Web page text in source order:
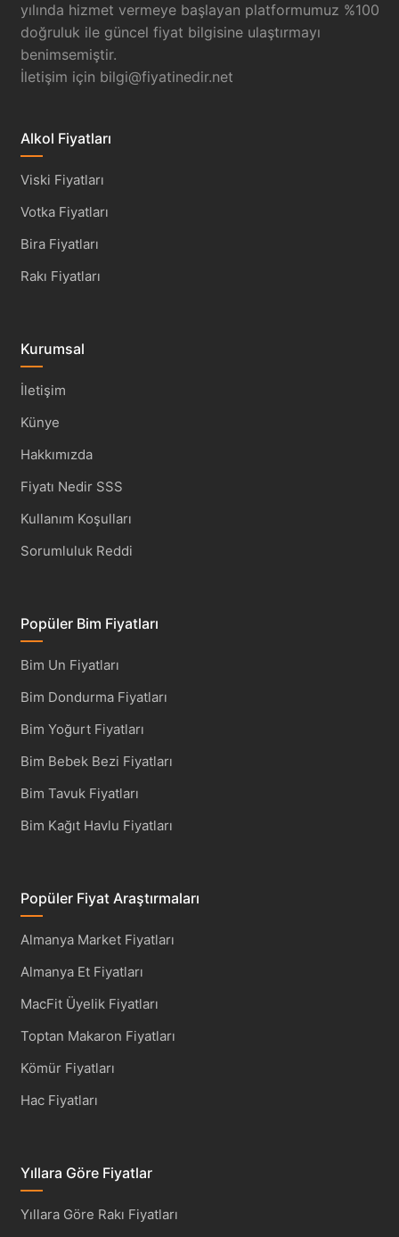
yılında hizmet vermeye başlayan platformumuz %100
doğruluk ile güncel fiyat bilgisine ulaştırmayı
benimsemiştir.
İletişim için bilgi@fiyatinedir.net
Alkol Fiyatları
Viski Fiyatları
Votka Fiyatları
Bira Fiyatları
Rakı Fiyatları
Kurumsal
İletişim
Künye
Hakkımızda
Fiyatı Nedir SSS
Kullanım Koşulları
Sorumluluk Reddi
Popüler Bim Fiyatları
Bim Un Fiyatları
Bim Dondurma Fiyatları
Bim Yoğurt Fiyatları
Bim Bebek Bezi Fiyatları
Bim Tavuk Fiyatları
Bim Kağıt Havlu Fiyatları
Popüler Fiyat Araştırmaları
Almanya Market Fiyatları
Almanya Et Fiyatları
MacFit Üyelik Fiyatları
Toptan Makaron Fiyatları
Kömür Fiyatları
Hac Fiyatları
Yıllara Göre Fiyatlar
Yıllara Göre Rakı Fiyatları